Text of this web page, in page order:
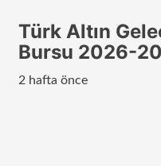
Türk Altın
Bursu 2026-
2 hafta önce